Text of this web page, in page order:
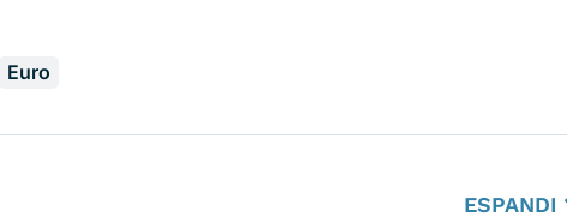
Euro
ESPANDI